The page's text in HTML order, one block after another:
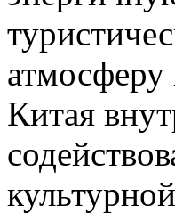
атмосферу
Китая